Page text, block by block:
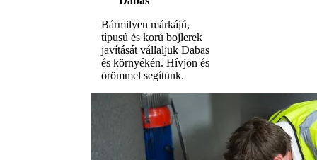
Bármilyen márkájú,
típusú és korú bojlerek
javítását vállaljuk Dabas
és környékén. Hívjon és
örömmel segítünk.